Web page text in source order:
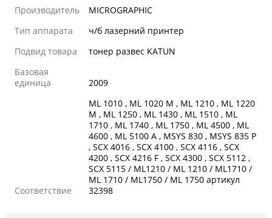
Производитель
MICROGRAPHIC
Тип аппарата
ч/б лазерний принтер
Подвид товара
тонер развес KATUN
Базовая
единица
2009
Соответствие
ML 1010 , ML 1020 M , ML 1210 , ML 1220
M , ML 1250 , ML 1430 , ML 1510 , ML
1710 , ML 1740 , ML 1750 , ML 4500 , ML
4600 , ML 5100 A , MSYS 830 , MSYS 835 P
, SCX 4016 , SCX 4100 , SCX 4116 , SCX
4200 , SCX 4216 F , SCX 4300 , SCX 5112 ,
SCX 5115 / ML1210 / ML 1210 / ML1710 /
ML 1710 / ML1750 / ML 1750 артикул
32398